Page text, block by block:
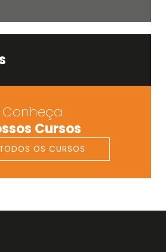
Conheça
Cursos
OS CURSOS